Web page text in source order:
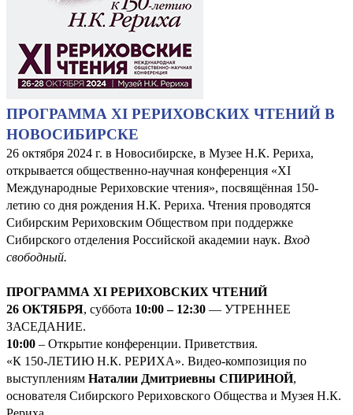
ПРОГРАММА XI РЕРИХОВСКИХ ЧТЕНИЙ В
НОВОСИБИРСКЕ
26 октября 2024 г. в Новосибирске, в Музее Н.К. Рериха,
открывается общественно-научная конференция «XI
Международные Рериховские чтения», посвящённая 150-
летию со дня рождения Н.К. Рериха. Чтения проводятся
Сибирским Рериховским Обществом при поддержке
Сибирского отделения Российской академии наук. Вход
свободный.
ПРОГРАММА XI РЕРИХОВСКИХ ЧТЕНИЙ
26 ОКТЯБРЯ, суббота 10:00 – 12:30 — УТРЕННЕЕ
ЗАСЕДАНИЕ.
10:00 – Открытие конференции. Приветствия.
«К 150-ЛЕТИЮ Н.К. РЕРИХА». Видео-композиция по
выступлениям Наталии Дмитриевны СПИРИНОЙ,
основателя Сибирского Рериховского Общества и Музея Н.К.